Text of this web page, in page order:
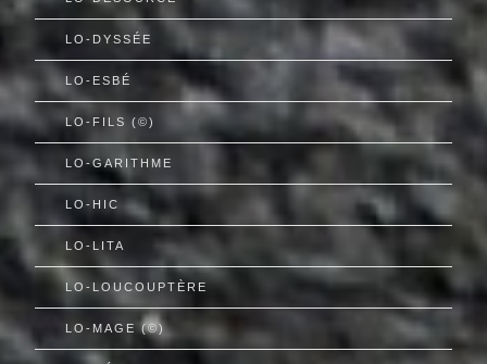
LO-DYSSÉE
LO-ESBÉ
LO-FILS (©)
LO-GARITHME
LO-HIC
LO-LITA
LO-LOUCOUPTÈRE
LO-MAGE (©)